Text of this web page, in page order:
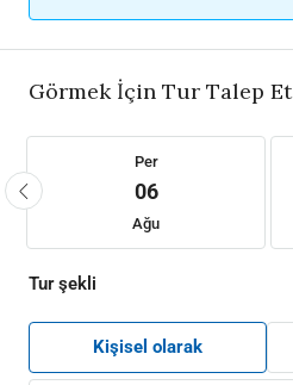
Görmek İçin Tur Talep Et
Per
06
Ağu
Tur şekli
Kişisel olarak